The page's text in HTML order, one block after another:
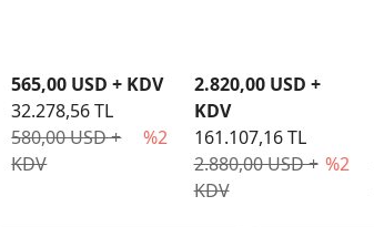
580,00 USD +
KDV
%2
565,00 USD + KDV
32.278,56 TL
2.880,00 USD +
KDV
%2
2.820,00 USD +
KDV
161.107,16 TL